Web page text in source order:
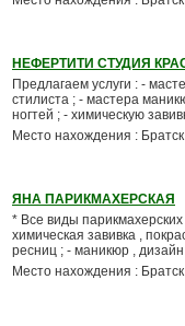
НЕФЕРТИТИ СТУДИЯ
Предлагаем услуги : -
стилиста ; - мастера
ногтей ; - химическую
Место нахождения : Братск
ЯНА ПАРИКМАХЕРСКАЯ
* Все виды парикмахерских
химическая завивка ,
ресниц ; - маникюр , дизайн
Место нахождения : Братск